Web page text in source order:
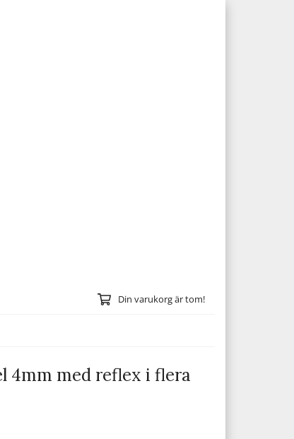
Din varukorg är tom!
4mm med reflex i flera